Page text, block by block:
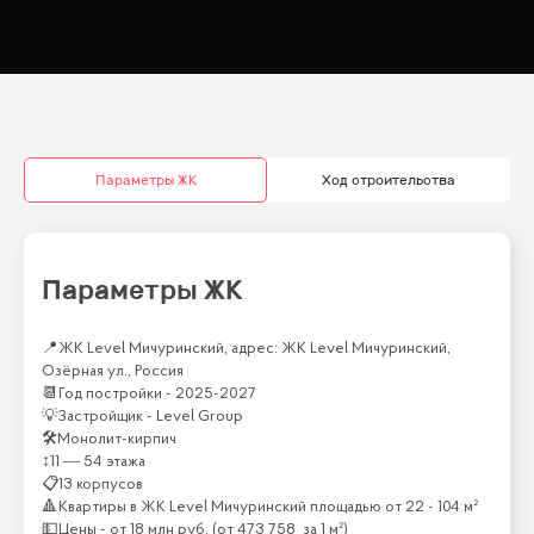
Параметры ЖК Ход строительства
Параметры ЖК
📍 ЖК Level Мичуринский, адрес: ЖК Level Мичуринский,
Озёрная ул., Россия
📆 Год постройки - 2025-2027
💡Застройщик -
Level Group
🛠Монолит-кирпич
↕11 — 54 этажа
📋13 корпусов
🔺 Квартиры в ЖК Level Мичуринский площадью от 22 - 104 м²
💵
Цены - от 18 млн руб. (от 473 758 за 1 м²)